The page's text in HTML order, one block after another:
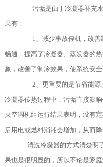
污垢是由于冷凝器补充水
果有：
1、减少事故停机，改善
畅通，提高了冷凝器、蒸发器的
象，改善了制冷效果，使系统安全
2、更重要的是节省能源
冷凝器传热过程中，污垢直接影
央空调机组运行结果表明，没有
后用电或燃料消耗会增加，从而
清洗冷凝器的方式清楚明
果也是很明显的，所以不论是家